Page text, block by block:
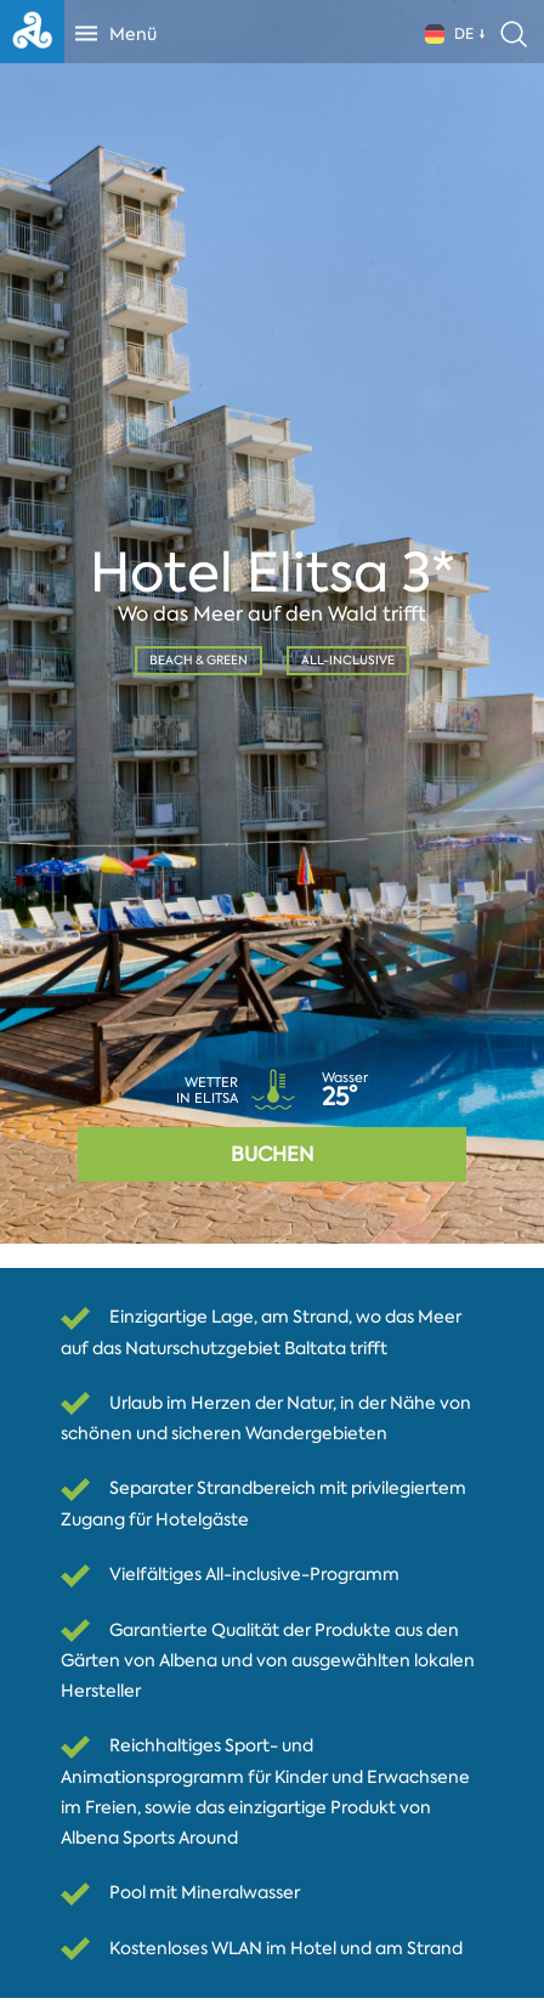
Menü DE
Hotel Elitsa 3*
Wo das Meer auf den Wald trifft
BEACH & GREEN ALL-INCLUSIVE
WETTER
IN ELITSA
Wasser
25°
BUCHEN
Einzigartige Lage, am Strand, wo das Meer
auf das Naturschutzgebiet Baltata trifft
Urlaub im Herzen der Natur, in der Nähe von
schönen und sicheren Wandergebieten
Separater Strandbereich mit privilegiertem
Zugang für Hotelgäste
Vielfältiges All-inclusive-Programm
Garantierte Qualität der Produkte aus den
Gärten von Albena und von ausgewählten lokalen
Hersteller
Reichhaltiges Sport- und
Animationsprogramm für Kinder und Erwachsene
im Freien, sowie das einzigartige Produkt von
Albena Sports Around
Pool mit Mineralwasser
Kostenloses WLAN im Hotel und am Strand